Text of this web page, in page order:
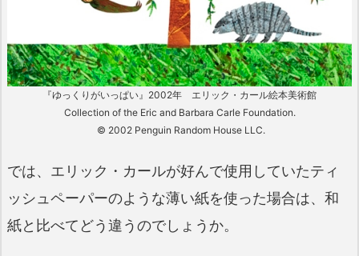
『ゆっくりがいっぱい』2002年 エリック・カール絵本美術館
Collection of the Eric and Barbara Carle Foundation.
© 2002 Penguin Random House LLC.
では、エリック・カールが好んで使用していたティ
ッシュペーパーのような薄い紙を使った場合は、和
紙と比べてどう違うのでしょうか。